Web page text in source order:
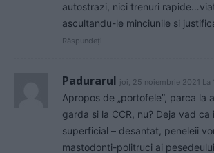
autostrazi, nici trenuri
ascultandu-le minciunile si
Răspundeți
Padurarul joi, 25 noiembrie 2021 La
Apropos de „portofele”, parca la
garda si la CCR, nu? Deja vad
superficial – desantat, peneleii
mastodonti-politruci ai